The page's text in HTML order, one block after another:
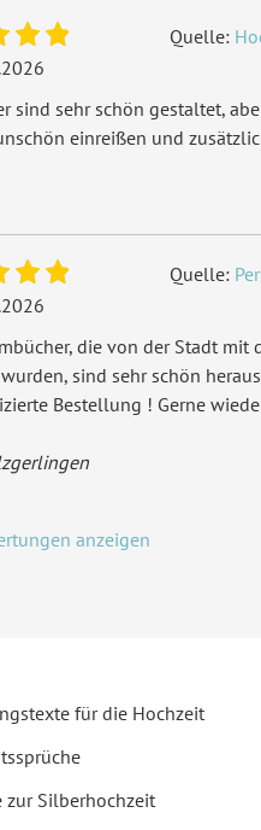
Quelle:
sind sehr schön gestaltet,
einreißen und
Quelle:
die von der Stadt
sind sehr schön
Bestellung ! Gerne
anzeigen
für die Hochzeit
zur Silberhochzeit